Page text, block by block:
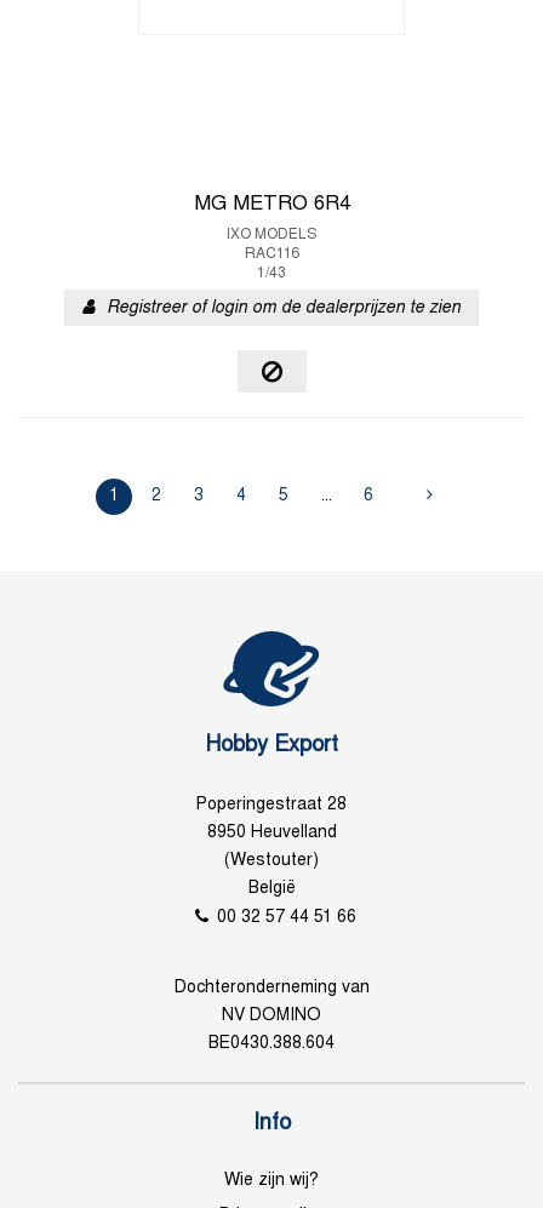
MG METRO 6R4
IXO MODELS
RAC116
1/43
Registreer of login om de dealerprijzen te zien
1 2 3 4 5 ... 6
Hobby Export
Poperingestraat 28
8950 Heuvelland
(Westouter)
België
00 32 57 44 51 66
Dochteronderneming van
NV DOMINO
BE0430.388.604
Info
Wie zijn wij?